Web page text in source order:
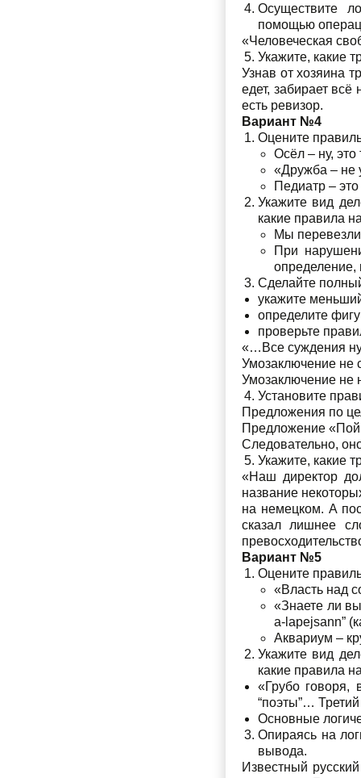
Осуществите
помощью
«Человеческая
Укажите, какие
Узнав от хозяина
едет, забирает
есть ревизор.
Вариант №4
Оцените
Осёл – ну, это
«Дружба – не
Педиатр –
Укажите вид
какие правила
Мы перевезли
При
определение,
Сделайте
укажите
определите
проверьте
«…Все суждения
Умозаключение не
Умозаключение не
Установите
Предложения по
Предложение
Следовательно,
Укажите, какие
«Наш директор
название
на немецком. А
сказал лишнее
Вариант №5
Оцените
«Власть над
«Знаете ли
a-lapejsann”
Аквариум –
Укажите вид
какие правила
«Грубо
“поэты”…
Основные
Опираясь на
вывода.
Известный